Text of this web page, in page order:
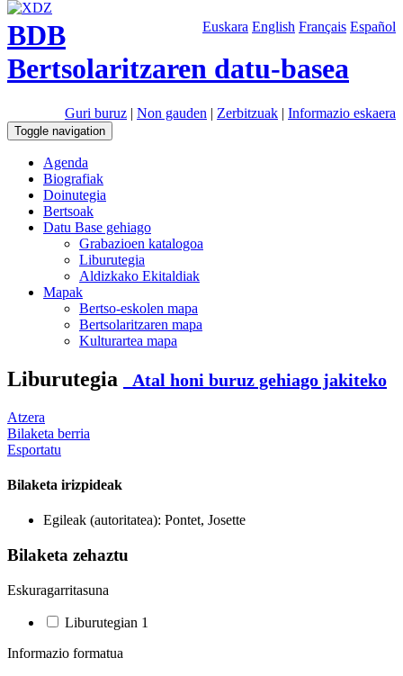
Euskara English Français Español
BDB
Bertsolaritzaren datu-basea
Guri buruz | Non gauden | Zerbitzuak | Informazio eskaera
Toggle navigation
Agenda
Biografiak
Doinutegia
Bertsoak
Datu Base gehiago
Grabazioen katalogoa
Liburutegia
Aldizkako Ekitaldiak
Mapak
Bertso-eskolen mapa
Bertsolaritzaren mapa
Kulturartea mapa
Liburutegia Atal honi buruz gehiago jakiteko
Atzera
Bilaketa berria
Esportatu
Bilaketa irizpideak
Egileak (autoritatea): Pontet, Josette
Bilaketa zehaztu
Eskuragarritasuna
Liburutegian 1
Informazio formatua